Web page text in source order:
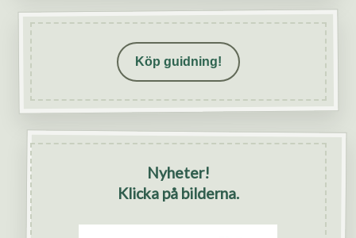
Köp guidning!
Nyheter!
Klicka på bilderna.